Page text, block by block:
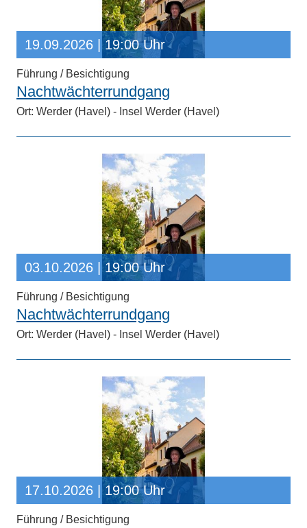
19.09.2026 | 19:00 Uhr
Führung / Besichtigung
Nachtwächterrundgang
Ort: Werder (Havel) - Insel Werder (Havel)
03.10.2026 | 19:00 Uhr
Führung / Besichtigung
Nachtwächterrundgang
Ort: Werder (Havel) - Insel Werder (Havel)
17.10.2026 | 19:00 Uhr
Führung / Besichtigung